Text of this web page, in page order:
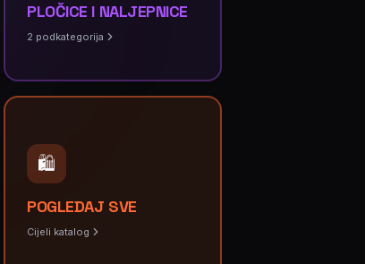
PLOČICE I NALJEPNICE
2 podkategorija
🛍️
POGLEDAJ SVE
Cijeli katalog